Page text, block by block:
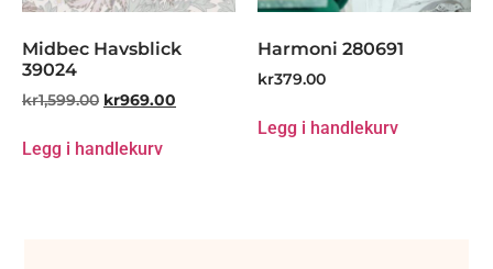
Midbec Havsblick
39024
kr1,599.00 kr969.00
Legg i handlekurv
Harmoni 280691
kr379.00
Legg i handlekurv